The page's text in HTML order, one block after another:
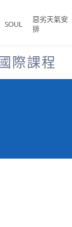
SOUL
惡劣天氣安
排
際課程